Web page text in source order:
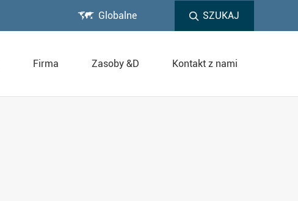
 Globalne SZUKAJ
Firma Zasoby &D Kontakt z nami